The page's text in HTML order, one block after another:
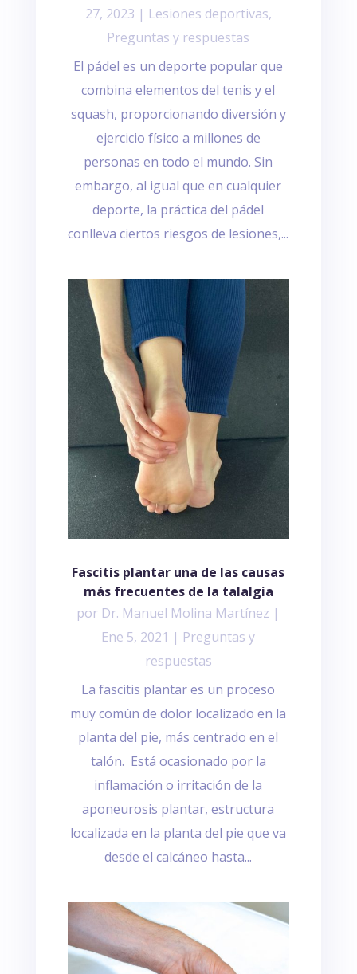
27, 2023 | Lesiones deportivas,
Preguntas y respuestas
El pádel es un deporte popular que
combina elementos del tenis y el
squash, proporcionando diversión y
ejercicio físico a millones de
personas en todo el mundo. Sin
embargo, al igual que en cualquier
deporte, la práctica del pádel
conlleva ciertos riesgos de lesiones,...
Fascitis plantar una de las causas
más frecuentes de la talalgia
por Dr. Manuel Molina Martínez |
Ene 5, 2021 | Preguntas y
respuestas
La fascitis plantar es un proceso
muy común de dolor localizado en la
planta del pie, más centrado en el
talón. Está ocasionado por la
inflamación o irritación de la
aponeurosis plantar, estructura
localizada en la planta del pie que va
desde el calcáneo hasta...